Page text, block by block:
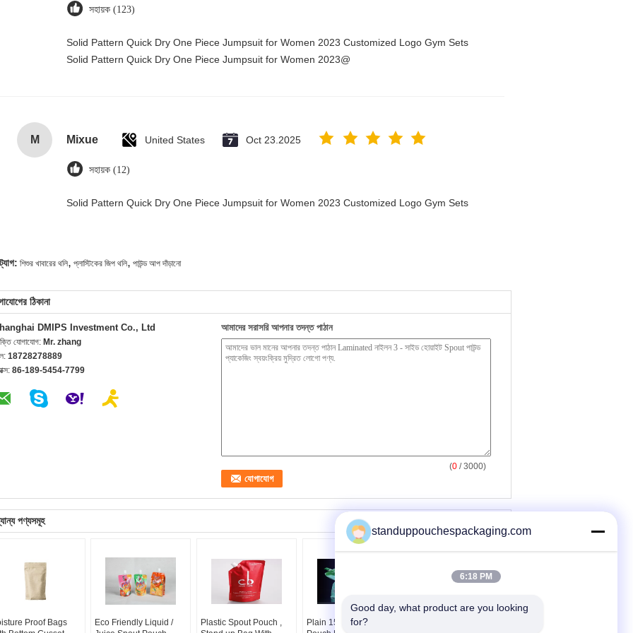
সহায়ক (123)
Solid Pattern Quick Dry One Piece Jumpsuit for Women 2023 Customized Logo Gym Sets
Solid Pattern Quick Dry One Piece Jumpsuit for Women 2023@
M Mixue United States Oct 23.2025
সহায়ক (12)
Solid Pattern Quick Dry One Piece Jumpsuit for Women 2023 Customized Logo Gym Sets
ট্যাগ: শিশুর খাবারের থলি, প্লাস্টিকের জিপ থলি, পাউন্ড আপ দাঁড়ানো
ঠিকানা
DMIPS Investment Co., Ltd
যোগাযোগ: Mr. zhang
18728278889
86-189-5454-7799
আমাদের সরাসরি আপনার তদন্ত পাঠান
(0 / 3000)
পণ্যসমূহ
Proof Bags
Eco Friendly Liquid /
Plastic Spout Pouch ,
Plain 150ml Liquid
standuppouchespackaging.com
6:18 PM
Good day, what product are you looking
for?